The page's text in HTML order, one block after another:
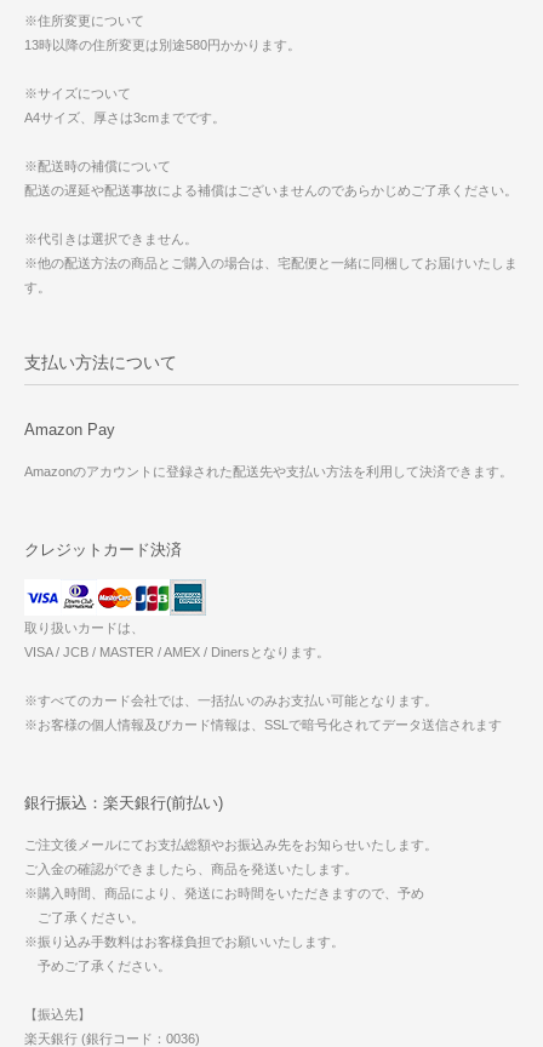
※住所変更について
13時以降の住所変更は別途580円かかります。
※サイズについて
A4サイズ、厚さは3cmまでです。
※配送時の補償について
配送の遅延や配送事故による補償はございませんのであらかじめご了承ください。
※代引きは選択できません。
※他の配送方法の商品とご購入の場合は、宅配便と一緒に同梱してお届けいたしま
す。
支払い方法について
Amazon Pay
Amazonのアカウントに登録された配送先や支払い方法を利用して決済できます。
クレジットカード決済
取り扱いカードは、
VISA / JCB / MASTER / AMEX / Dinersとなります。
※すべてのカード会社では、一括払いのみお支払い可能となります。
※お客様の個人情報及びカード情報は、SSLで暗号化されてデータ送信されます
銀行振込：楽天銀行(前払い)
ご注文後メールにてお支払総額やお振込み先をお知らせいたします。
ご入金の確認ができましたら、商品を発送いたします。
※購入時間、商品により、発送にお時間をいただきますので、予め
ご了承ください。
※振り込み手数料はお客様負担でお願いいたします。
予めご了承ください。
【振込先】
楽天銀行 (銀行コード：0036)